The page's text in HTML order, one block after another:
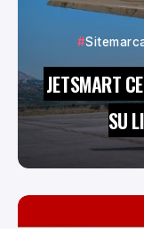
JETSMART
SU